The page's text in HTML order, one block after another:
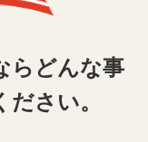
らどんな事
さい。